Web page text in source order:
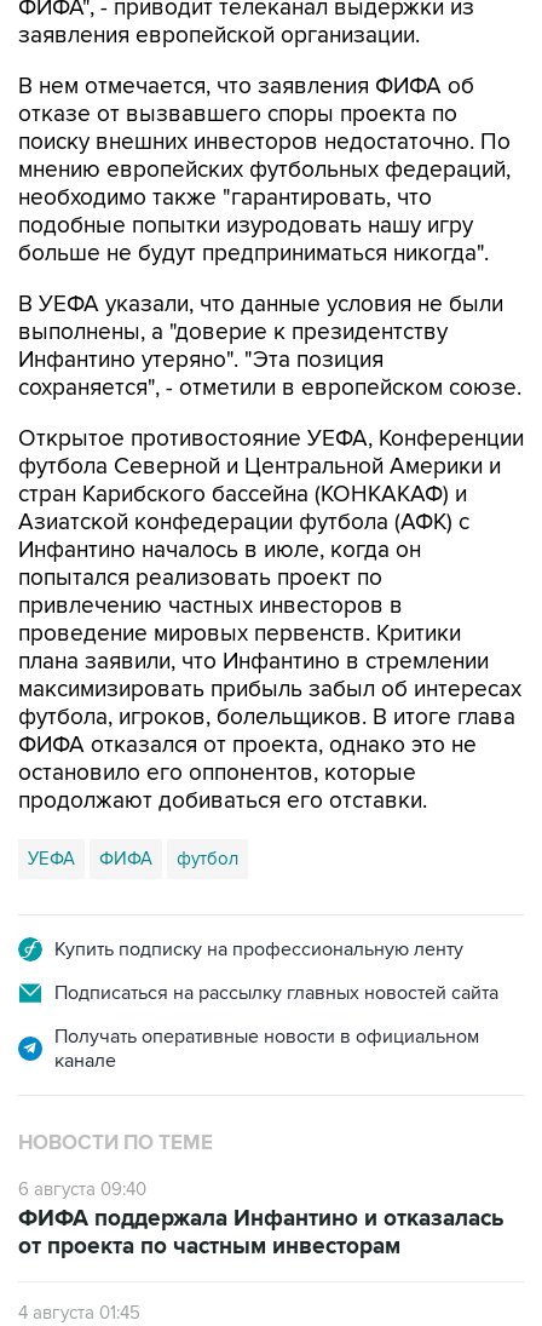
ФИФА", - приводит телеканал выдержки из
заявления европейской организации.
В нем отмечается, что заявления ФИФА об
отказе от вызвавшего споры проекта по
поиску внешних инвесторов недостаточно. По
мнению европейских футбольных федераций,
необходимо также "гарантировать, что
подобные попытки изуродовать нашу игру
больше не будут предприниматься никогда".
В УЕФА указали, что данные условия не были
выполнены, а "доверие к президентству
Инфантино утеряно". "Эта позиция
сохраняется", - отметили в европейском союзе.
Открытое противостояние УЕФА, Конференции
футбола Северной и Центральной Америки и
стран Карибского бассейна (КОНКАКАФ) и
Азиатской конфедерации футбола (АФК) с
Инфантино началось в июле, когда он
попытался реализовать проект по
привлечению частных инвесторов в
проведение мировых первенств. Критики
плана заявили, что Инфантино в стремлении
максимизировать прибыль забыл об интересах
футбола, игроков, болельщиков. В итоге глава
ФИФА отказался от проекта, однако это не
остановило его оппонентов, которые
продолжают добиваться его отставки.
УЕФА ФИФА футбол
Купить подписку на профессиональную ленту
Подписаться на рассылку главных новостей сайта
Получать оперативные новости в официальном
канале
НОВОСТИ ПО ТЕМЕ
6 августа 09:40
ФИФА поддержала Инфантино и отказалась
от проекта по частным инвесторам
4 августа 01:45